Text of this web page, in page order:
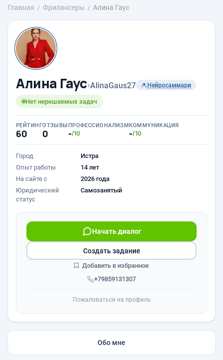
Главная Фрилансеры Алина Гаус
Алина Гаус›AlinaGaus27 Нейросаммари
Нет нерешаемых задач
РЕЙТИНГ
60
ОТЗЫВЫ
0
ПРОФЕССИОНАЛИЗМ
-/10
КОММУНИКАЦИЯ
-/10
Город
Истра
Опыт работы
14 лет
На сайте с
2026 года
Юридический
статус
Самозанятый
+79859131307
Начать диалог
Создать задание
Добавить в избранное
Пожаловаться на профиль
Обо мне